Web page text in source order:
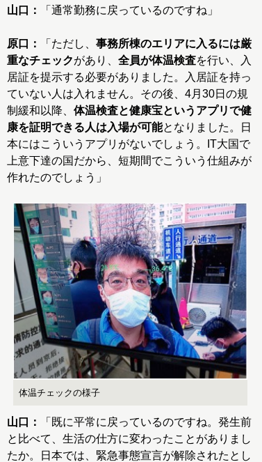
山口： 「通常勤務に戻っているのですね」
原口： 「ただし、 事務所棟のエリアに入るには厳
重なチェックがあり、 全員が体温検査を行い、入
居証を提示する必要がありました。入居証を持っ
ていない人は入れません。その後、4月30日の規
制緩和以降、 体温検査と健康宝というアプリで健
康を証明できる人は入場が可能となりました。日
本にはこういうアプリがないでしょう。IT大国で
上意下達の国だから、短期間でこういう仕組みが
作れたのでしょう」
体温チェックの様子
山口：
「既に平常に戻っているのですね。発生前
と比べて、生活の仕方に変わったことがありまし
たか。日本では、緊急事態宣言が解除されたとし